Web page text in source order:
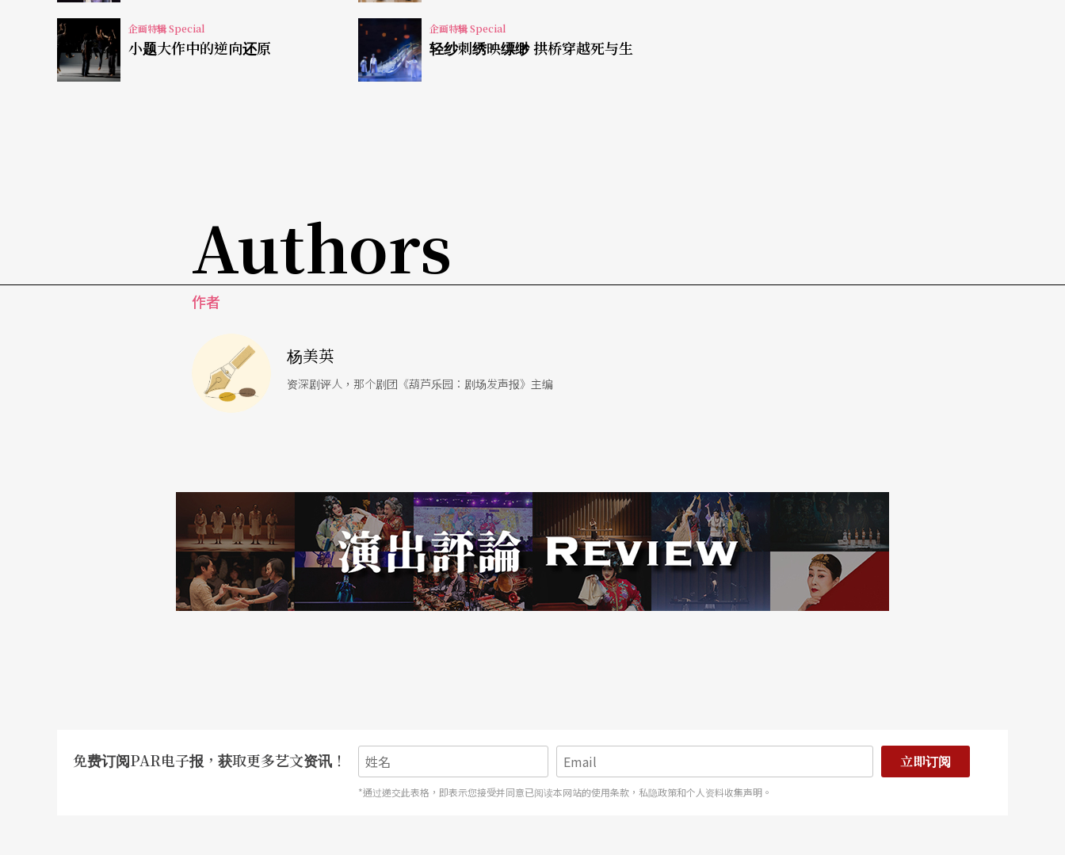
段，舞者们手持扩音机，三人围攻一人，听不清的语言内容，也可感觉是抱怨、责骂的语调和态
度；之后，手持扩音机（大声公）的舞者们分头走入观众席，来回游走，放送著听不清楚、像是
可能因为是难得的片刻，让人备感美丽。
观演后参见节目单所列编舞者的想法：「声音与肢体的相互激荡，会产生什么样的效果与结果？
还没有太多预期的想像。尝试第一次在没有配乐之下，以实验性的方式让肢体与生活的声音作连
就声音的部分，确实可以感受到在此作品所占的分量，无论是细碎的的打字机声音、有力的心跳
声、令人不安的警笛音响等等声音的物件，以及现场收发、演奏表现，都展现了旺盛的创作意
机）、舞台上的装置与视觉变化、持续流动或顿挫的动作语汇，理应能够交会而迸发出更大的能
量，可惜未见更明白的诉求被突显出来。
终于感受到一种精神性压力的密度
当演出来到了最后一段，舞者们有如party的酣乐群舞，融会了撷取生活的某些表情和动作、以
及嘈嘈切切的新闻播报声，渐渐地，舞者如发狂似地仰天、无声笑著，灯暗。于此之际，终于感
企画特辑 Special
小题大作中的逆向还原
企画特辑 Special
轻纱刺绣映缥缈 拱桥穿越死与生
Authors
作者
杨美英
资深剧评人，那个剧团《葫芦乐园：剧场发声报》主编
免费订阅PAR电子报，获取更多艺文资讯！ 立即订阅
*通过递交此表格，即表示您接受并同意已阅读本网站的使用条款，私隐政策和个人资料收集声明。